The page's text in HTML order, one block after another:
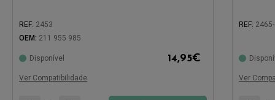
REF: 2453
OEM: 211 955 985
Disponível 14,95€
Ver Compatibilidade
REF:
Ver